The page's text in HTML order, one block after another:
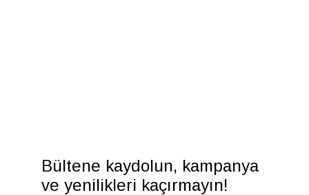
Bültene kaydolun, kampanya
ve yenilikleri kaçırmayın!